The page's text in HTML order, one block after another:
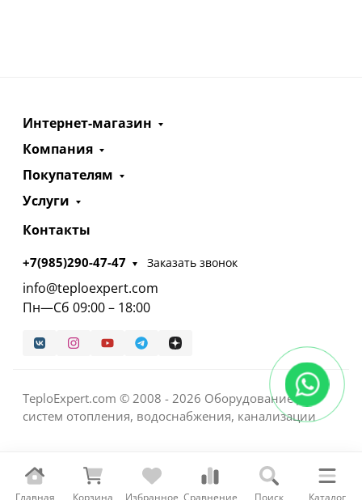
Главная Корзина Избранное Сравнение Поиск Каталог
Интернет-магазин
Компания
Покупателям
Услуги
Контакты
+7(985)290-47-47 Заказать звонок
info@teploexpert.com
Пн—Сб 09:00 – 18:00
TeploExpert.com © 2008 - 2026 Оборудование для
систем отопления, водоснабжения, канализации